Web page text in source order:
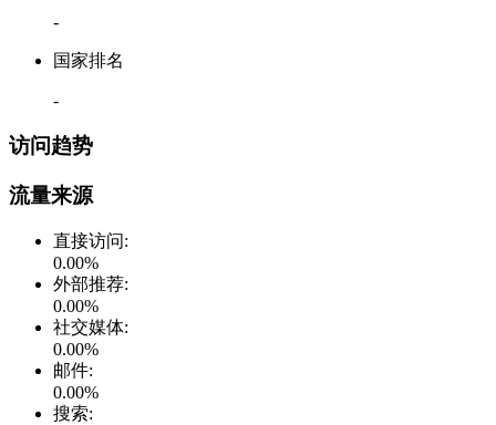
-
国家排名
-
访问趋势
流量来源
直接访问:
0.00%
外部推荐:
0.00%
社交媒体:
0.00%
邮件:
0.00%
搜索: